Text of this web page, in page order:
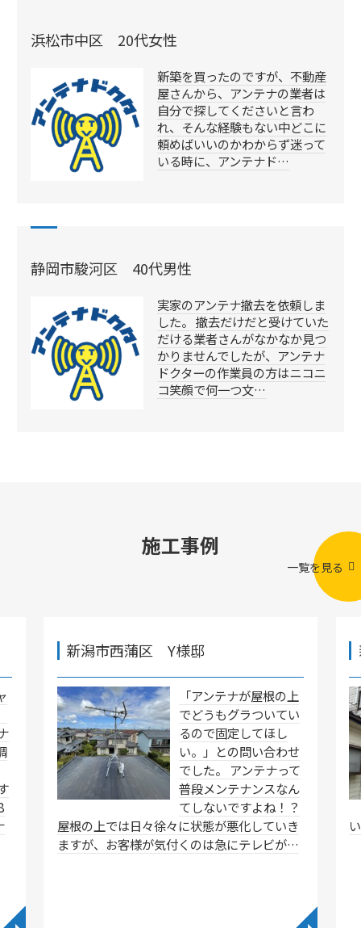
浜松市中区 20代女性
新築を買ったのですが、不動産
屋さんから、アンテナの業者は
自分で探してくださいと言わ
れ、そんな経験もない中どこに
頼めばいいのかわからず迷って
いる時に、アンテナド…
静岡市駿河区 40代男性
実家のアンテナ撤去を依頼しま
した。 撤去だけだと受けていた
だける業者さんがなかなか見つ
かりませんでしたが、アンテナ
ドクターの作業員の方はニコニ
コ笑顔で何一つ文…
施工事例
一覧を見る
新潟市西蒲区 Y様邸
「アンテナが屋根の上
でどうもグラついてい
るので固定してほし
い。」との問い合わせ
でした。 アンテナって
普段メンテナンスなん
てしないですよね！？
屋根の上では日々徐々に状態が悪化していき
ますが、お客様が気付くのは急にテレビが…